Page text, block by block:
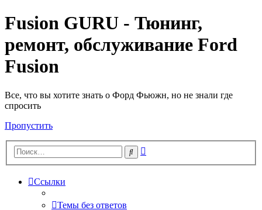
Fusion GURU - Тюнинг,
ремонт, обслуживание Ford
Fusion
Все, что вы хотите знать о Форд Фьюжн, но не знали где
спросить
Пропустить
Поиск
Ссылки
Темы без ответов